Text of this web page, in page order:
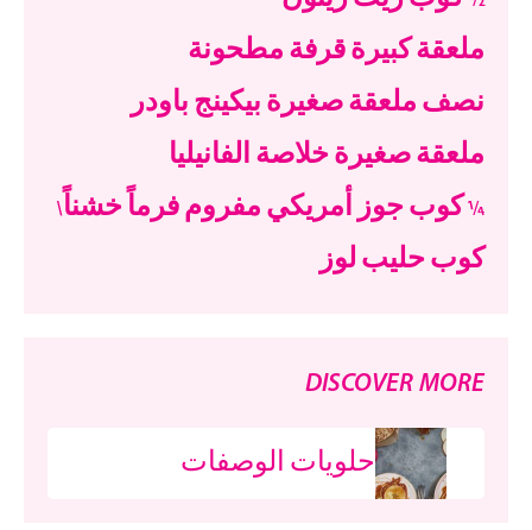
ملعقة كبيرة قرفة مطحونة
نصف ملعقة صغيرة بيكينج باودر
ملعقة صغيرة خلاصة الفانيليا
¼ كوب جوز أمريكي مفروم فرماً خشناً\
كوب حليب لوز
DISCOVER MORE
حلويات الوصفات